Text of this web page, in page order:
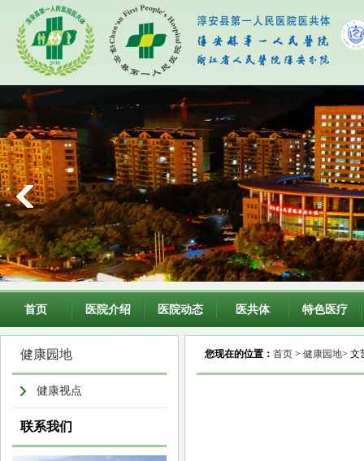
首页 医院介绍 医院动态 医共体 特色医疗
健康园地
健康视点
联系我们
您现在的位置： 首页 > 健康园地> 文